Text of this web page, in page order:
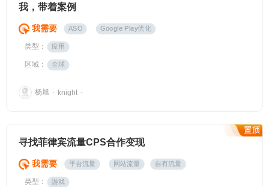
我，带着案例
我需要 ASO Google Play优化
类型： 应用
区域： 全球
杨旭 - knight -
寻找菲律宾流量CPS合作变现
我需要 平台流量 网站流量 自有流量
类型： 游戏